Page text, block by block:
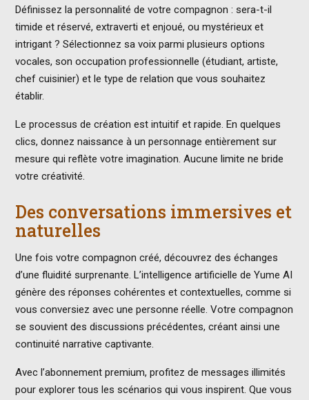
Définissez la personnalité de votre compagnon : sera-t-il
timide et réservé, extraverti et enjoué, ou mystérieux et
intrigant ? Sélectionnez sa voix parmi plusieurs options
vocales, son occupation professionnelle (étudiant, artiste,
chef cuisinier) et le type de relation que vous souhaitez
établir.
Le processus de création est intuitif et rapide. En quelques
clics, donnez naissance à un personnage entièrement sur
mesure qui reflète votre imagination. Aucune limite ne bride
votre créativité.
Des conversations immersives et
naturelles
Une fois votre compagnon créé, découvrez des échanges
d’une fluidité surprenante. L’intelligence artificielle de Yume AI
génère des réponses cohérentes et contextuelles, comme si
vous conversiez avec une personne réelle. Votre compagnon
se souvient des discussions précédentes, créant ainsi une
continuité narrative captivante.
Avec l’abonnement premium, profitez de messages illimités
pour explorer tous les scénarios qui vous inspirent. Que vous